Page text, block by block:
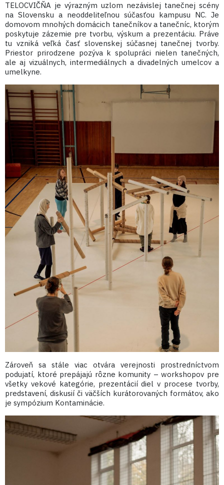
TELOCVIČŇA je výrazným uzlom nezávislej tanečnej scény
na Slovensku a neoddeliteľnou súčasťou kampusu NC. Je
domovom mnohých domácich tanečníkov a tanečníc, ktorým
poskytuje zázemie pre tvorbu, výskum a prezentáciu. Práve
tu vzniká veľká časť slovenskej súčasnej tanečnej tvorby.
Priestor prirodzene pozýva k spolupráci nielen tanečných,
ale aj vizuálnych, intermediálnych a divadelných umelcov a
umelkyne.
Zároveň sa stále viac otvára verejnosti prostredníctvom
podujatí, ktoré prepájajú rôzne komunity – workshopov pre
všetky vekové kategórie, prezentácií diel v procese tvorby,
predstavení, diskusií či väčších kurátorovaných formátov, ako
je sympózium Kontaminácie.